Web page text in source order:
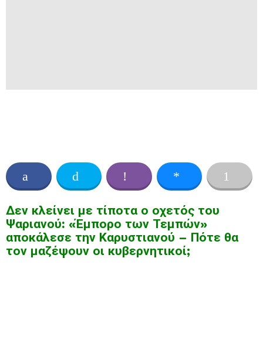
Δεν κλείνει με τίποτα ο οχετός του
Ψαριανού: «Έμπορο των Τεμπών»
αποκάλεσε την Καρυστιανού – Πότε θα
τον μαζέψουν οι κυβερνητικοί;